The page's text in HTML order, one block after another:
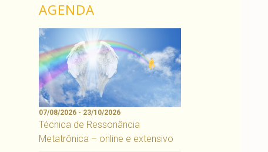
AGENDA
07/08/2026 - 23/10/2026
Técnica de Ressonância
Metatrônica – online e extensivo